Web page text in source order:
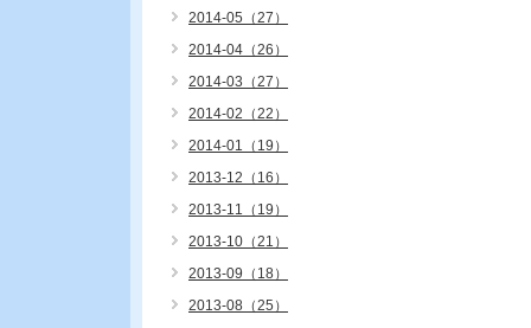
2014-05（27）
2014-04（26）
2014-03（27）
2014-02（22）
2014-01（19）
2013-12（16）
2013-11（19）
2013-10（21）
2013-09（18）
2013-08（25）